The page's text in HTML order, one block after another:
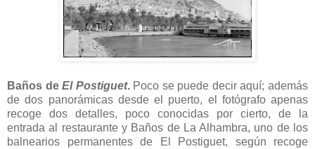
Baños deEl Postiguet.Poco se puede decir aquí; además
de dos panorámicas desde el puerto, el fotógrafo apenas
recoge dos detalles, poco conocidas por cierto, de la
entrada al restaurante y Baños de La Alhambra, uno de los
balnearios permanentes de El Postiguet, según recoge